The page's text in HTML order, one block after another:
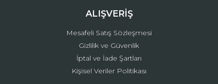
ALIŞVERİŞ
Mesafeli Satış Sözleşmesi
Gizlilik ve Güvenlik
İptal ve İade Şartları
Kişisel Veriler Politikası